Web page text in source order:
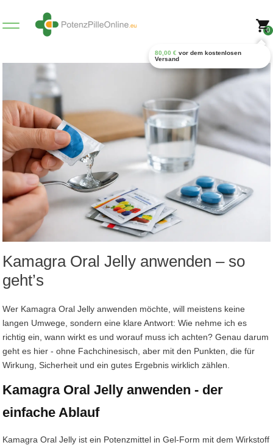
0
80,00 € vor dem kostenlosen
Versand
Kamagra Oral Jelly anwenden – so
geht’s
Wer Kamagra Oral Jelly anwenden möchte, will meistens keine
langen Umwege, sondern eine klare Antwort: Wie nehme ich es
richtig ein, wann wirkt es und worauf muss ich achten? Genau darum
geht es hier - ohne Fachchinesisch, aber mit den Punkten, die für
Wirkung, Sicherheit und ein gutes Ergebnis wirklich zählen.
Kamagra Oral Jelly anwenden - der
einfache Ablauf
Kamagra Oral Jelly ist ein Potenzmittel in Gel-Form mit dem Wirkstoff